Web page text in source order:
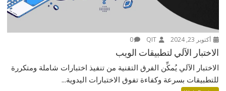
أكتوبر 23, 2024 QIT
0
الاختبار الآلي لتطبيقات الويب
الاختبار الآلي يُمكِّن الفرق التقنية من تنفيذ اختبارات شاملة ومتكررة
للتطبيقات بسرعة وكفاءة تفوق الاختبارات اليدوية...